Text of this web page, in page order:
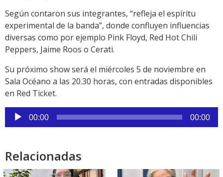
Según contaron sus integrantes, “refleja el espíritu
experimental de la banda”, donde confluyen influencias
diversas como por ejemplo Pink Floyd, Red Hot Chili
Peppers, Jaime Roos o Cerati.
Su próximo show será el miércoles 5 de noviembre en
Sala Océano a las 20.30 horas, con entradas disponibles
en Red Ticket.
Reproductor
de
00:00 00:00
Relacionadas